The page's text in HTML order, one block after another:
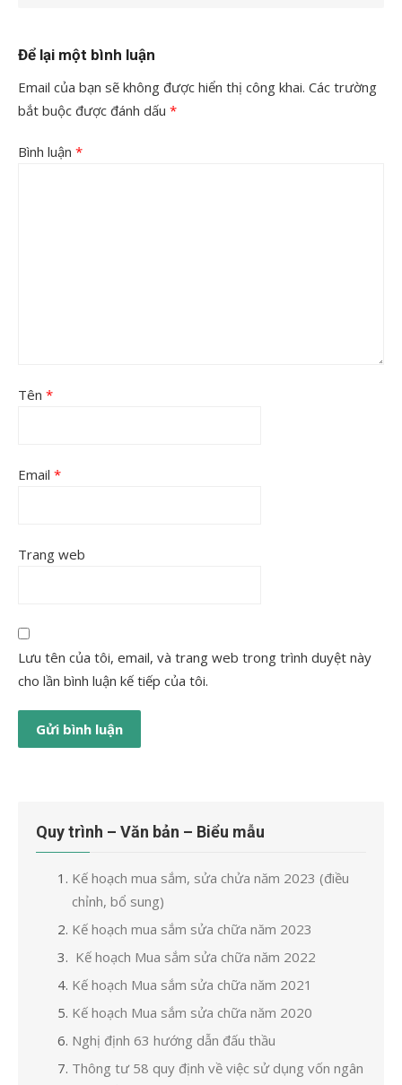
Để lại một bình luận
Email của bạn sẽ không được hiển thị công khai. Các trường
bắt buộc được đánh dấu *
Bình luận *
Tên *
Email *
Trang web
Lưu tên của tôi, email, và trang web trong trình duyệt này
cho lần bình luận kế tiếp của tôi.
Quy trình – Văn bản – Biểu mẫu
Kế hoạch mua sắm, sửa chửa năm 2023 (điều
chỉnh, bổ sung)
Kế hoạch mua sắm sửa chữa năm 2023
Kế hoạch Mua sắm sửa chữa năm 2022
Kế hoạch Mua sắm sửa chữa năm 2021
Kế hoạch Mua sắm sửa chữa năm 2020
Nghị định 63 hướng dẫn đấu thầu
Thông tư 58 quy định về việc sử dụng vốn ngân